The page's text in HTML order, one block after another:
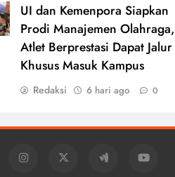
UI dan Kemenpora Siapkan
Prodi Manajemen Olahraga,
Atlet Berprestasi Dapat Jalur
Khusus Masuk Kampus
Redaksi 6 hari ago 0